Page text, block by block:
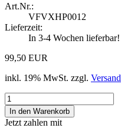
Art.Nr.:
VFVXHP0012
Lieferzeit:
In 3-4 Wochen lieferbar!
99,50 EUR
inkl. 19% MwSt. zzgl. Versand
Jetzt zahlen mit